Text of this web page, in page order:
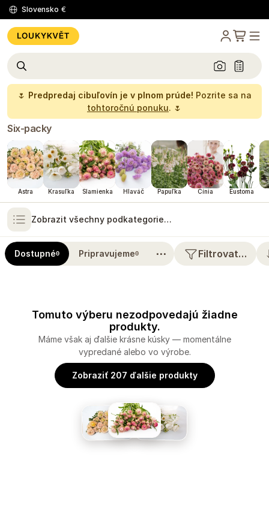
Slovensko €
🌷 Predpredaj cibuľovín je v plnom prúde! Pozrite sa na
tohtoročnú ponuku. 🌷
Six-packy
Astra Krasuľka Slamienka Hlaváč Papuľka Cínia Eustoma
Zobrazit všechny podkategorie…
Dostupné0 Pripravujeme0 ⋯ Filtrovat…
Tomuto výberu nezodpovedajú žiadne
produkty.
Máme však aj ďalšie krásne kúsky — momentálne
vypredané alebo vo výrobe.
Zobraziť 207 ďalšie produkty